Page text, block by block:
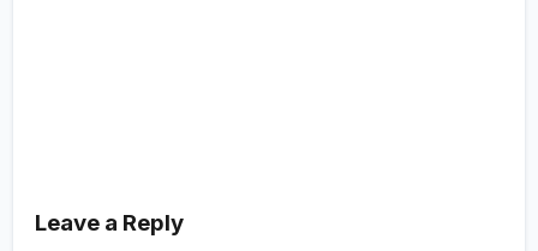
Leave a Reply